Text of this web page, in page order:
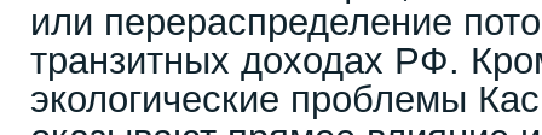
или перераспределение
транзитных доходах РФ.
экологические проблемы